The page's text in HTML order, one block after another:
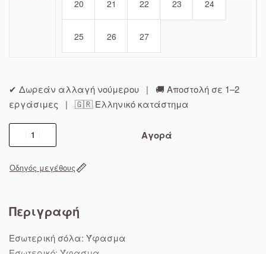
20 21 22 23 24
25 26 27
✔ Δωρεάν αλλαγή νούμερου | 🚚 Αποστολή σε 1–2
εργάσιμες | 🇬🇷 Ελληνικό κατάστημα
Courtflex
V2
Ps
01
ποσότητα
Αγορά
Οδηγός μεγέθους
Περιγραφή
Εσωτερική σόλα: Ύφασμα